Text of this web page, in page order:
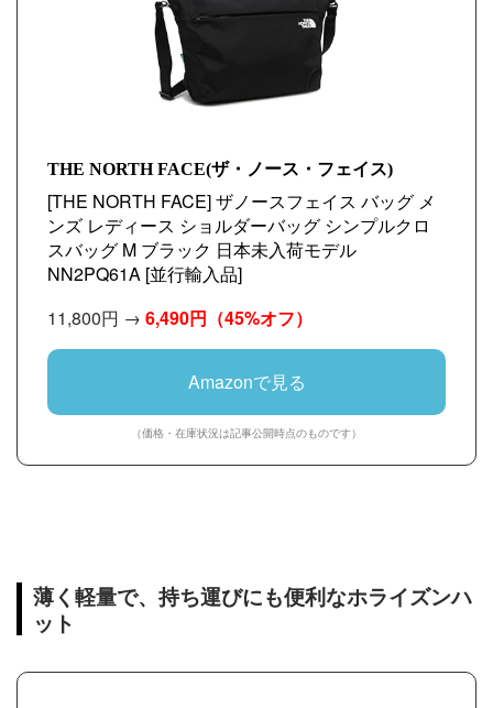
THE NORTH FACE(ザ・ノース・フェイス)
[THE NORTH FACE] ザノースフェイス バッグ メ
ンズ レディース ショルダーバッグ シンプルクロ
スバッグ M ブラック 日本未入荷モデル
NN2PQ61A [並行輸入品]
11,800円 → 6,490円 （45%オフ）
Amazonで見る
（価格・在庫状況は記事公開時点のものです）
薄く軽量で、持ち運びにも便利なホライズンハ
ット